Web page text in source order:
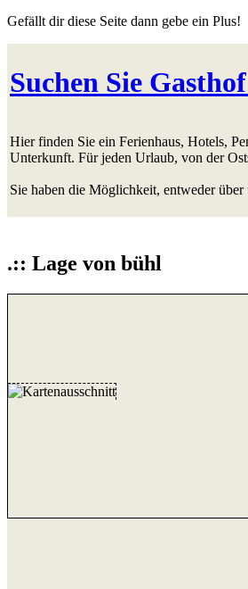
Gefällt dir diese Seite dann gebe ein Plus!
Suchen Sie
Hier finden Sie ein Ferienhaus, Hotels,
Unterkunft. Für jeden Urlaub, von der
Sie haben die Möglichkeit, entweder
.:: Lage von bühl